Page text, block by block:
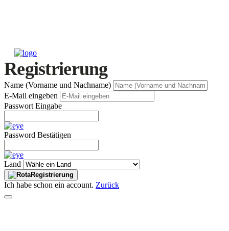
Registrierung
Name (Vorname und Nachname)
E-Mail eingeben
Passwort Eingabe
Password Bestätigen
Land
Registrierung
Ich habe schon ein account. Zurück